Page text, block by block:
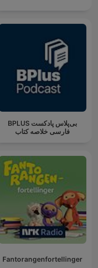
‌BPLUS بی‌پلاس پادکست
فارسی خلاصه کتاب
Fantorangenfortellinger